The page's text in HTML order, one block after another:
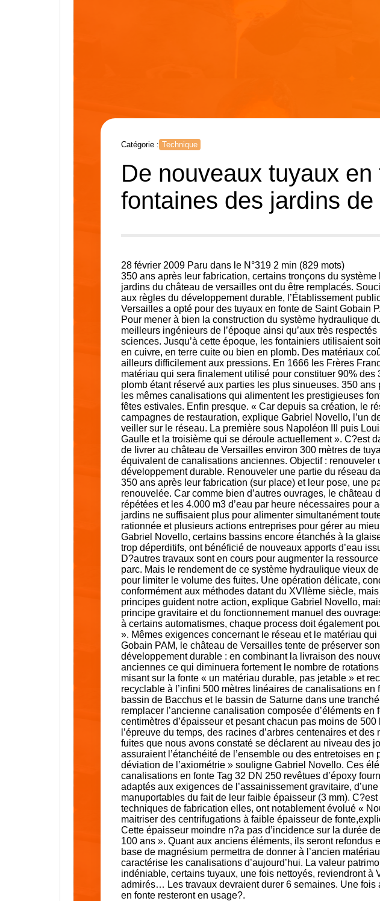
Catégorie : Technique
De nouveaux tuyaux
fontaines des jardins de
28 février 2009 Paru dans le N°319 2 min (829 mots)
350 ans après leur fabrication, certains tronçons du
jardins du château de versailles ont du être remplacés.
aux règles du développement durable, l’Établissement
Versailles a opté pour des tuyaux en fonte de Saint Gobain
Pour mener à bien la construction du système hydraulique
meilleurs ingénieurs de l’époque ainsi qu’aux très
sciences. Jusqu’à cette époque, les fontainiers utilisaient
en cuivre, en terre cuite ou bien en plomb. Des matériaux
ailleurs difficilement aux pressions. En 1666 les Frères
matériau qui sera finalement utilisé pour constituer 90%
plomb étant réservé aux parties les plus sinueuses. 350 ans
les mêmes canalisations qui alimentent les prestigieuses
fêtes estivales. Enfin presque. « Car depuis sa création, le
campagnes de restauration, explique Gabriel Novello, l’un
veiller sur le réseau. La première sous Napoléon III puis
Gaulle et la troisième qui se déroule actuellement ». C?est
de livrer au château de Versailles environ 300 mètres de
équivalent de canalisations anciennes. Objectif :
développement durable. Renouveler une partie du réseau
350 ans après leur fabrication (sur place) et leur pose, une
renouvelée. Car comme bien d’autres ouvrages, le château
répétées et les 4.000 m3 d’eau par heure nécessaires pour
jardins ne suffisaient plus pour alimenter simultanément
rationnée et plusieurs actions entreprises pour gérer au
Gabriel Novello, certains bassins encore étanchés à la
trop déperditifs, ont bénéficié de nouveaux apports d’eau
D?autres travaux sont en cours pour augmenter la
parc. Mais le rendement de ce système hydraulique vieux
pour limiter le volume des fuites. Une opération délicate,
conformément aux méthodes datant du XVIIème siècle,
principes guident notre action, explique Gabriel Novello,
principe gravitaire et du fonctionnement manuel des
à certains automatismes, chaque process doit également
». Mêmes exigences concernant le réseau et le matériau
Gobain PAM, le château de Versailles tente de préserver
développement durable : en combinant la livraison des
anciennes ce qui diminuera fortement le nombre de
misant sur la fonte « un matériau durable, pas jetable » et
recyclable à l’infini 500 mètres linéaires de canalisations
bassin de Bacchus et le bassin de Saturne dans une
remplacer l’ancienne canalisation composée d’éléments en
centimètres d’épaisseur et pesant chacun pas moins de
l’épreuve du temps, des racines d’arbres centenaires et
fuites que nous avons constaté se déclarent au niveau des
assuraient l’étanchéité de l’ensemble ou des entretoises
déviation de l’axiométrie » souligne Gabriel Novello. Ces
canalisations en fonte Tag 32 DN 250 revêtues d’époxy
adaptés aux exigences de l’assainissement gravitaire,
manuportables du fait de leur faible épaisseur (3 mm).
techniques de fabrication elles, ont notablement évolué «
maitriser des centrifugations à faible épaisseur de
Cette épaisseur moindre n?a pas d’incidence sur la durée
100 ans ». Quant aux anciens éléments, ils seront refondus
base de magnésium permettra de donner à l’ancien
caractérise les canalisations d’aujourd’hui. La valeur
indéniable, certains tuyaux, une fois nettoyés, reviendront à
admirés… Les travaux devraient durer 6 semaines. Une
en fonte resteront en usage?.